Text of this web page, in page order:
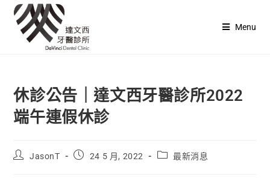
Menu
休診公告｜達文西牙醫診所2022
端午連假休診
JasonT 24 5 月, 2022 最新消息